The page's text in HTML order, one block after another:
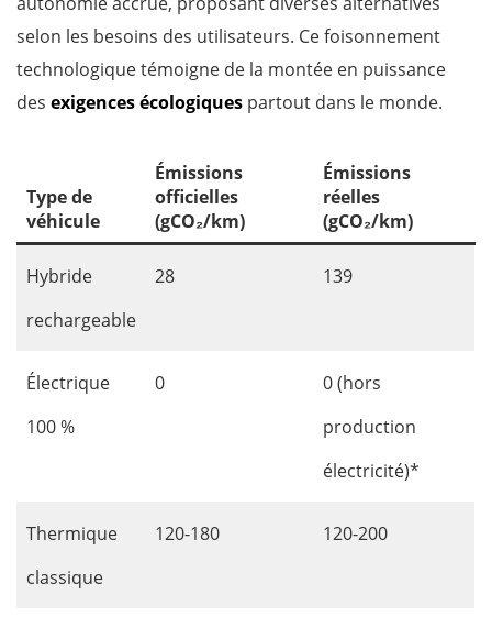
selon les besoins des utilisateurs. Ce foisonnement
technologique témoigne de la montée en puissance
des exigences écologiques partout dans le monde.
Type de
véhicule
Émissions
officielles
(gCO₂/km)
Émissions
réelles
(gCO₂/km)
Hybride
rechargeable
28 139
Électrique
100 %
0
0 (hors
production
électricité)*
Thermique
classique
120-180 120-200